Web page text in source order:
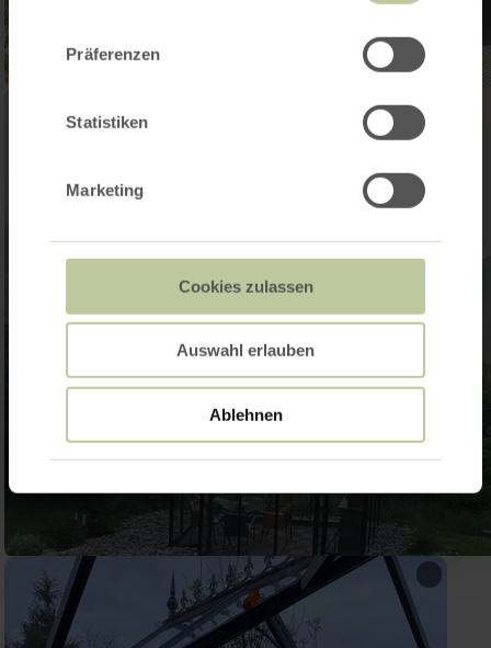
Präferenzen
Statistiken
Marketing
Cookies zulassen
Auswahl erlauben
Ablehnen